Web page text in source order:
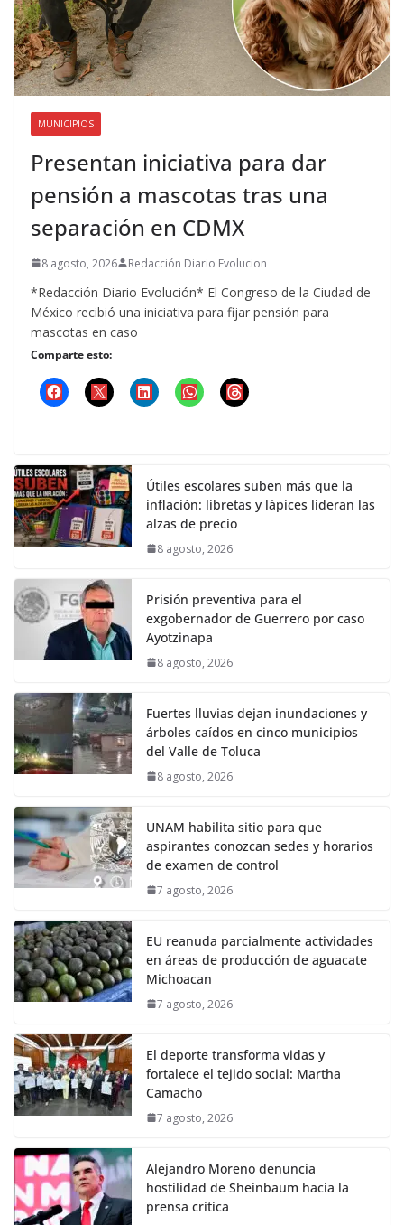
MUNICIPIOS
Presentan iniciativa para dar
pensión a mascotas tras una
separación en CDMX
8 agosto, 2026 Redacción Diario Evolucion
*Redacción Diario Evolución* El Congreso de la Ciudad de
México recibió una iniciativa para fijar pensión para
mascotas en caso
Comparte esto:
Útiles escolares suben más que la
inflación: libretas y lápices lideran las
alzas de precio
8 agosto, 2026
Prisión preventiva para el
exgobernador de Guerrero por caso
Ayotzinapa
8 agosto, 2026
Fuertes lluvias dejan inundaciones y
árboles caídos en cinco municipios
del Valle de Toluca
8 agosto, 2026
UNAM habilita sitio para que
aspirantes conozcan sedes y horarios
de examen de control
7 agosto, 2026
EU reanuda parcialmente actividades
en áreas de producción de aguacate
Michoacan
7 agosto, 2026
El deporte transforma vidas y
fortalece el tejido social: Martha
Camacho
7 agosto, 2026
Alejandro Moreno denuncia
hostilidad de Sheinbaum hacia la
prensa crítica